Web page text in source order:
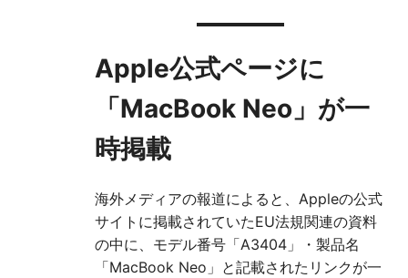
Apple公式ページに
「MacBook Neo」が一
時掲載
海外メディアの報道によると、Appleの公式
サイトに掲載されていたEU法規関連の資料
の中に、モデル番号「A3404」・製品名
「MacBook Neo」と記載されたリンクが一